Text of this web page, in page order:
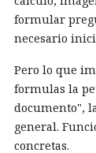
formular
necesario
Pero lo que
formulas la
documento",
general.
concretas.